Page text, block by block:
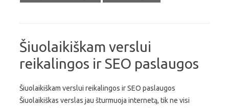
Šiuolaikiškam verslui
reikalingos ir SEO paslaugos
Šiuolaikiškam verslui reikalingos ir SEO paslaugos
Šiuolaikiškas verslas jau šturmuoja internetą, tik ne visi